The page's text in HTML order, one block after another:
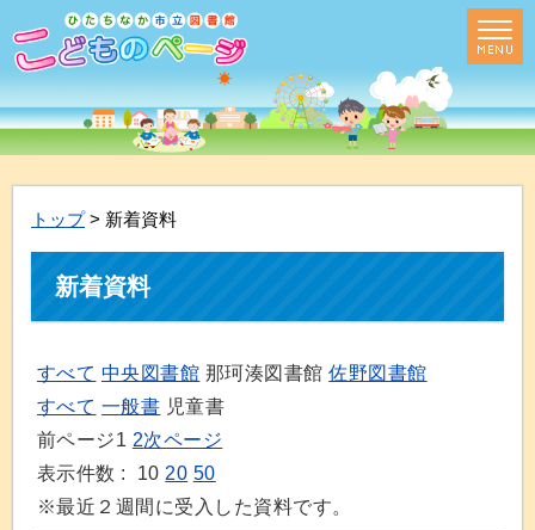
トップ> 新着資料
新着資料
すべて 中央図書館 那珂湊図書館 佐野図書館
すべて 一般書 児童書
前ページ1 2次ページ
表示件数 : 10 20 50
※最近２週間に受入した資料です。